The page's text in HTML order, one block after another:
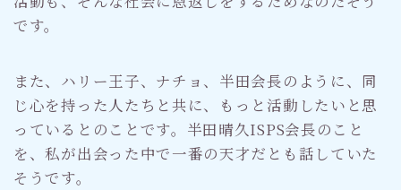
です。
また、ハリー王子、ナチョ、半田会長のように、同
じ心を持った人たちと共に、もっと活動したいと思
っているとのことです。半田晴久ISPS会長のこと
を、私が出会った中で一番の天才だとも話していた
そうです。